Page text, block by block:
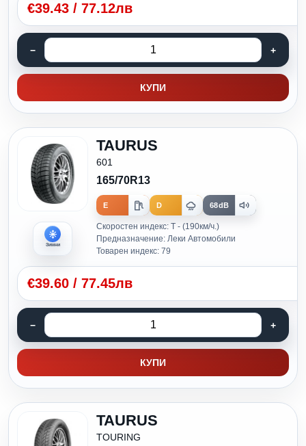
€39.43 / 77.12лв
КУПИ
Зимни
TAURUS
601
165/70R13
E D 68dB
Скоростен индекс: T - (190км/ч.)
Предназначение: Леки Автомобили
Товарен индекс: 79
€39.60 / 77.45лв
КУПИ
TAURUS
TOURING